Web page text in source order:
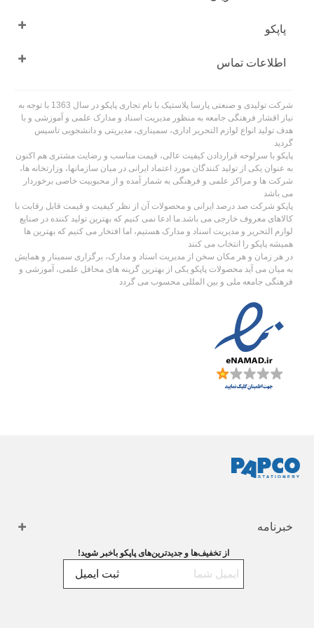
خودکارهای پاپکو خطی صاف و دائمی روی کاغذ به جا می گذارد. آنها در طرح ها و رنگ
انگشتان قرار می گیرند خطوطی دارند که باعث می شود در دست سر نخورند و بتوانید
از نوشت افزار می توان به روان نویس اشاره کرد که با یک خودکار ست موجود است و
ظاهری خاص و شیک دارند که مناسب هدیه تبلیغاتی، هدیه مناسبتی و ... هستند.
نوشت افزار پاپکو علاوه بر قیمت مناسب، کاربردی، جذاب و پرطرفدار هستند. بسیار
سبک و روان بوده و انگشتان شما را پس از نوشتن های طولانی خسته نمی کند. جوهر
خودکار و روان نویس با کیفیت بالای خود رضایت شما را جلب می کند. همچنین نوک
مداد نوکی نرم و روان می نویسد و روی کاغذ ردی باقی نمی گذارد.
تا آخرین قطره جوهر خودکار ها را می توانید استفاده کنید و ماندگاری و دوام بالایی
دارند. نام پاپکو نشانگر کیفیت بالای محصولات بوده که مشتریان با اعتماد به ما هر روزه
این موضوع را بیش از پیش به اثبات رسانده اند.
برای مطالعه راهنمای خرید بهترین مداد نوکیاینجا را مشاهده کنید و یا در صورت نیاز به
کسب اطلاعات بیشتر درباره خودکار روی لینکهمه چیز درباره خودکارکلیک کنید.
پاپکو
اطلاعات تماس
شرکت تولیدی و صنعتی پارسا پلاستیک با نام تجاری پاپکو در سال 1363 با توجه به
نیاز اقشار فرهنگی جامعه به منظور مدیریت اسناد و مدارک علمی و آموزشی و با
هدف تولید انواع لوازم التحریر اداری، سمیناری، مدیریتی و دانشجویی تاسیس
گردید
پاپکو با سرلوحه قراردادن کیفیت عالی، قیمت مناسب و رضایت مشتری هم اکنون
به عنوان یکی از تولید کنندگان مورد اعتماد ایرانی در میان سازمانها، وزارتخانه ها،
شرکت ها و مراکز علمی و فرهنگی به شمار آمده و از محبوبیت خاصی برخوردار
می باشد
پاپکو شرکت صد درصد ایرانی و محصولات آن از نظر کیفیت و قیمت قابل رقابت با
کالاهای معروف خارجی می باشد.ما ادعا نمی کنیم که بهترین تولید کننده در صنایع
لوازم التحریر و مدیریت اسناد و مدارک هستیم، اما افتخار می کنیم که بهترین ها
همیشه پاپکو را انتخاب می کنند
در هر زمان و هر مکان سخن از مدیریت اسناد و مدارک، برگزاری سمینار و همایش
به میان می آید محصولات پاپکو یکی از بهترین گزینه های محافل علمی، آموزشی و
فرهنگی جامعه ملی و بین المللی محسوب می گردد
خبرنامه
از تخفیف‌ها و جدیدترین‌های پاپکو باخبر شوید!
ثبت ایمیل